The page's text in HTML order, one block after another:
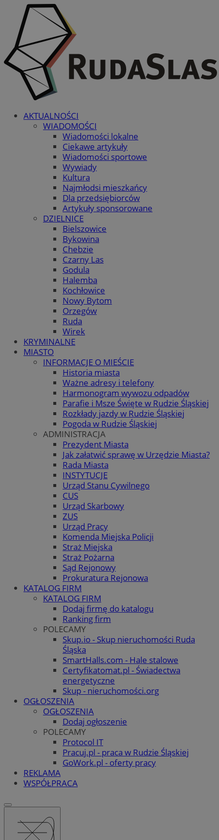
AKTUALNOŚCI
WIADOMOŚCI
Wiadomości lokalne
Ciekawe artykuły
Wiadomości sportowe
Wywiady
Kultura
Najmłodsi mieszkańcy
Dla przedsiębiorców
Artykuły sponsorowane
DZIELNICE
Bielszowice
Bykowina
Chebzie
Czarny Las
Godula
Halemba
Kochłowice
Nowy Bytom
Orzegów
Ruda
Wirek
KRYMINALNE
MIASTO
INFORMACJE O MIEŚCIE
Historia miasta
Ważne adresy i telefony
Harmonogram wywozu odpadów
Parafie i Msze Święte w Rudzie Śląskiej
Rozkłady jazdy w Rudzie Śląskiej
Pogoda w Rudzie Śląskiej
ADMINISTRACJA
Prezydent Miasta
Jak załatwić sprawę w Urzędzie Miasta?
Rada Miasta
INSTYTUCJE
Urząd Stanu Cywilnego
CUS
Urząd Skarbowy
ZUS
Urząd Pracy
Komenda Miejska Policji
Straż Miejska
Straż Pożarna
Sąd Rejonowy
Prokuratura Rejonowa
KATALOG FIRM
KATALOG FIRM
Dodaj firmę do katalogu
Ranking firm
POLECAMY
Skup.io - Skup nieruchomości Ruda
Śląska
SmartHalls.com - Hale stalowe
Certyfikatomat.pl - Świadectwa
energetyczne
Skup - nieruchomości.org
OGŁOSZENIA
OGŁOSZENIA
Dodaj ogłoszenie
POLECAMY
Protocol IT
Pracuj.pl - praca w Rudzie Śląskiej
GoWork.pl - oferty pracy
REKLAMA
WSPÓŁPRACA